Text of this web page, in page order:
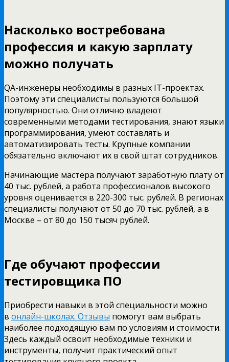
Насколько востребована
профессия и какую зарплату
можно получать
QA-инженеры необходимы в разных IT-проектах.
Поэтому эти специалисты пользуются большой
популярностью. Они отлично владеют
современными методами тестирования, знают языки
программирования, умеют составлять и
автоматизировать тесты. Крупные компании
обязательно включают их в свой штат сотрудников.
Начинающие мастера получают заработную плату от
40 тыс. рублей, а работа профессионалов высокого
уровня оценивается в 220-300 тыс. рублей. В регионах
специалисты получают от 50 до 70 тыс. рублей, а в
Москве – от 80 до 150 тысяч рублей.
Где обучают профессии
тестировщика ПО
Приобрести навыки в этой специальности можно
в онлайн-школах. Отзывы помогут вам выбрать
наиболее подходящую вам по условиям и стоимости.
Здесь каждый освоит необходимые техники и
инструменты, получит практический опыт